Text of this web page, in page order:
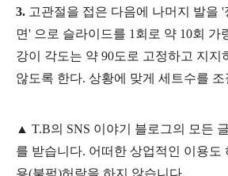
3. 고관절을 접은 다음에 나머지 발을
면' 으로 슬라이드를 1회로 약 10회 가
강이 각도는 약 90도로 고정하고 지지
않도록 한다. 상황에 맞게 세트수를 조
▲ T.B의 SNS 이야기 블 로그의 모든
를 받습니다. 어떠한 상업적인 이용도
용(불펌)허락을 하지 않습니다.